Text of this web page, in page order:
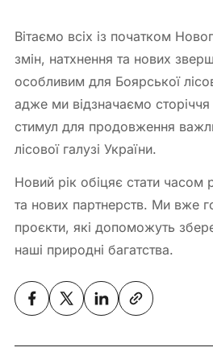
Вітаємо всіх із початком
змін, натхнення та нових
особливим для Боярської
адже ми відзначаємо сторіччя
стимул для продовження
лісової галузі України.
Новий рік обіцяє стати часом
та нових партнерств. Ми вже
проєкти, які допоможуть
наші природні багатства.